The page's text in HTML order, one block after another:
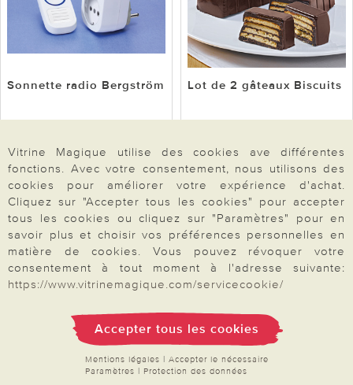
Sonnette radio Bergström
21,99
Voir l’article
Lot de 2 gâteaux Biscuits
12,99 (37,11 / 1kg)
Voir l’article
-35%
Vitrine Magique utilise des cookies ave différentes
fonctions. Avec votre consentement, nous utilisons des
cookies pour améliorer votre expérience d'achat.
Cliquez sur "Accepter tous les cookies" pour accepter
tous les cookies ou cliquez sur "Paramètres" pour en
savoir plus et choisir vos préférences personnelles en
matière de cookies. Vous pouvez révoquer votre
consentement à tout moment à l'adresse suivante:
https://www.vitrinemagique.com/servicecookie/
Accepter tous les cookies
Mentions légales | Accepter le nécessaire
Paramètres | Protection des données